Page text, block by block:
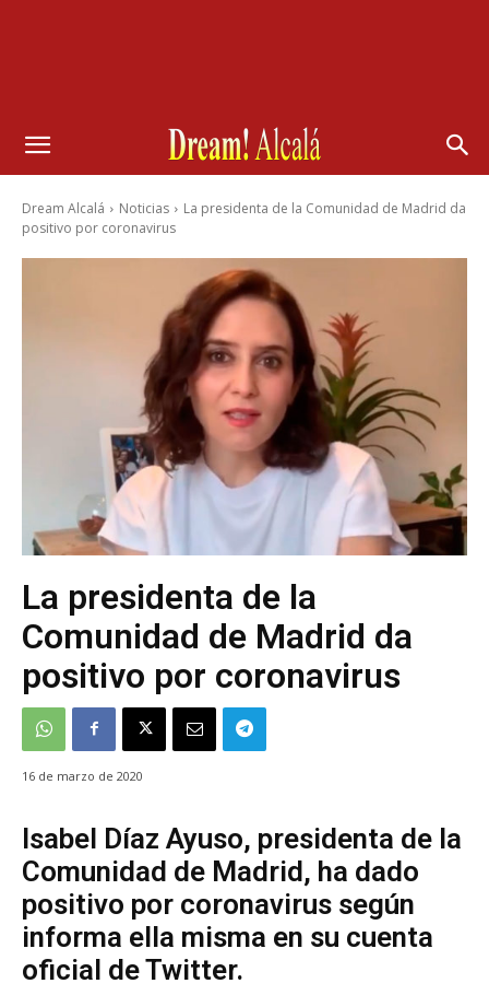
Dream Alcalá Noticias
La presidenta de la Comunidad de Madrid da
positivo por coronavirus
La presidenta de la
Comunidad de Madrid da
positivo por coronavirus
16 de marzo de 2020
Isabel Díaz Ayuso, presidenta de la
Comunidad de Madrid, ha dado
positivo por coronavirus según
informa ella misma en su cuenta
oficial de Twitter.